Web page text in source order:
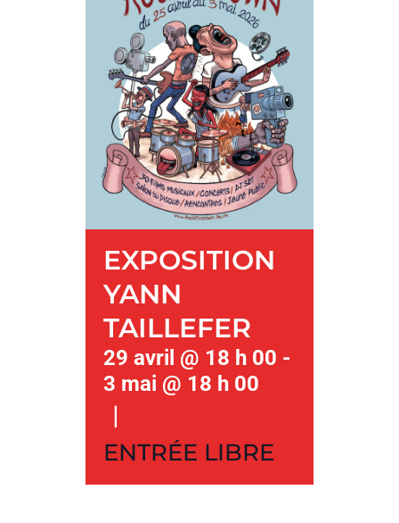
EXPOSITION
YANN
TAILLEFER
29 avril @ 18 h 00 -
3 mai @ 18 h 00
|
ENTRÉE LIBRE